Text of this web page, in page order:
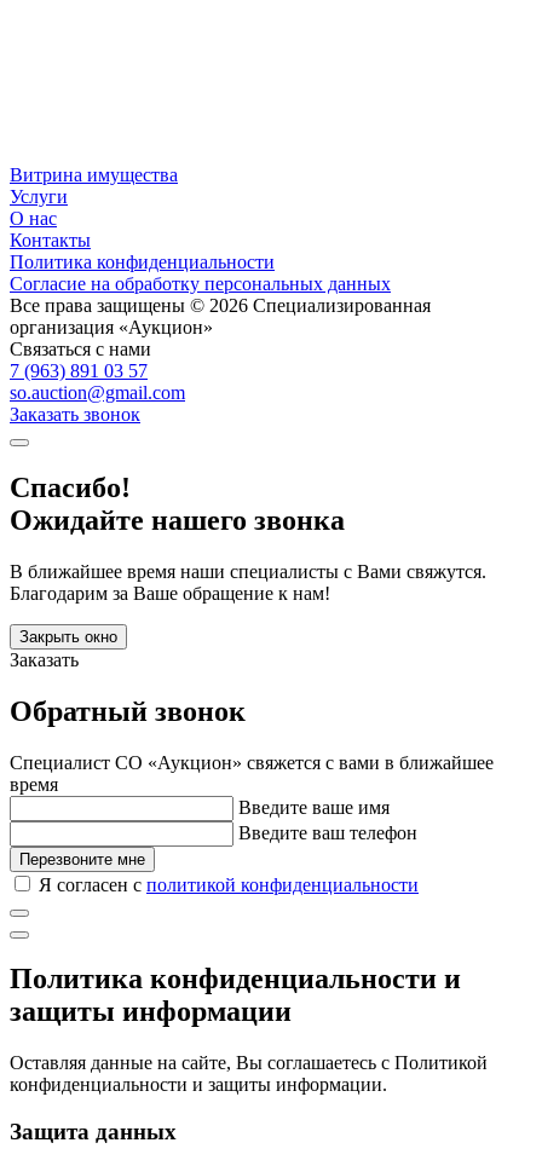
Витрина имущества
Услуги
О нас
Контакты
Политика конфиденциальности
Согласие на обработку персональных данных
Все права защищены © 2026 Специализированная
организация «Аукцион»
Связаться с нами
7 (963) 891 03 57
so.auction@gmail.com
Заказать звонок
Спасибо!
Ожидайте нашего звонка
В ближайшее время наши специалисты с Вами свяжутся.
Благодарим за Ваше обращение к нам!
Закрыть окно
Заказать
Обратный звонок
Специалист СО «Аукцион» свяжется с вами в ближайшее
время
Введите ваше имя
Введите ваш телефон
Перезвоните мне
Я согласен с политикой конфиденциальности
Политика конфиденциальности и
защиты информации
Оставляя данные на сайте, Вы соглашаетесь с Политикой
конфиденциальности и защиты информации.
Защита данных